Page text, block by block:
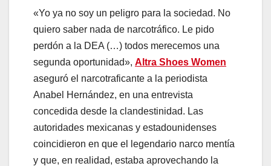
«Yo ya no soy un peligro para la sociedad. No
quiero saber nada de narcotráfico. Le pido
perdón a la DEA (…) todos merecemos una
segunda oportunidad», Altra Shoes Women
aseguró el narcotraficante a la periodista
Anabel Hernández, en una entrevista
concedida desde la clandestinidad. Las
autoridades mexicanas y estadounidenses
coincidieron en que el legendario narco mentía
y que, en realidad, estaba aprovechando la